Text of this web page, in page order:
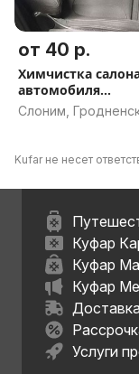
от 40 р.
Химчистка
автомобиля
Слоним,
Kufar не несет
Куфар
Куфар
Куфар
Доставка
Услуги